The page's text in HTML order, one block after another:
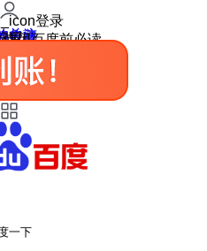
登录
关注
收藏
中心
反馈
置用百度前必读
一下